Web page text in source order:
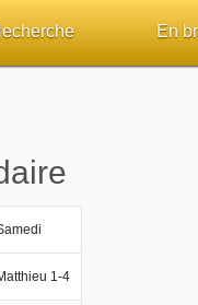
de A à Z
de A à Z
En
1-4